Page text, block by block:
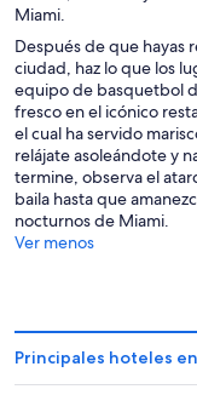
Miami.
Después de que hayas
ciudad, haz lo que los
equipo de basquetbol
fresco en el icónico
el cual ha servido
relájate asoleándote y
termine, observa el
baila hasta que
nocturnos de Miami.
Ver menos
Principales hoteles